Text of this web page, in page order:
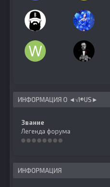
ИНФОРМАЦИЯ О ◄√I®US►
Звание
Легенда форума
ИНФОРМАЦИЯ